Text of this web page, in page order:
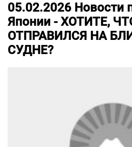
05.02.2026 Новости
Японии - ХОТИТЕ,
ОТПРАВИЛСЯ НА
СУДНЕ?